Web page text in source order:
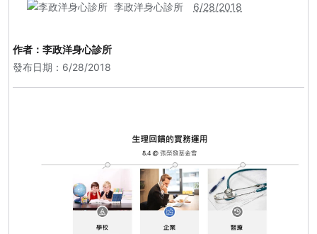
李政洋身心診所 6/28/2018
作者： 李政洋身心診所
發布日期：6/28/2018